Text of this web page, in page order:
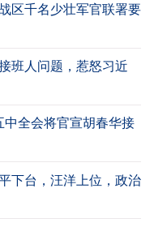
区千名少壮军官联署要
班人问题，惹怒习近
全会将官宣胡春华接
下台，汪洋上位，政治